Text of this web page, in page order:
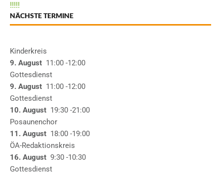
!!!!!
NÄCHSTE TERMINE
Kinderkreis
9. August 11:00 -12:00
Gottesdienst
9. August 11:00 -12:00
Gottesdienst
10. August 19:30 -21:00
Posaunenchor
11. August 18:00 -19:00
ÖA-Redaktionskreis
16. August 9:30 -10:30
Gottesdienst